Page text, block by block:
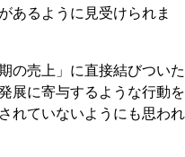
あるように見受けられま
の売上」に直接結びついた
展に寄与するような行動を
れていないようにも思われ